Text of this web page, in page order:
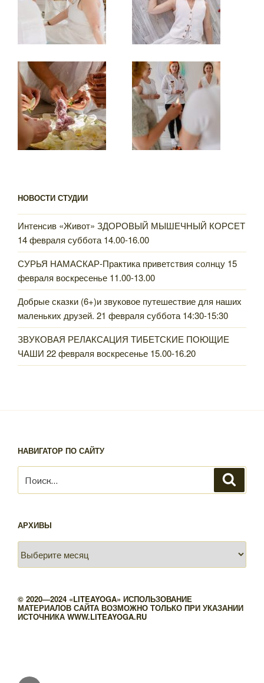
НОВОСТИ СТУДИИ
Интенсив «Живот» ЗДОРОВЫЙ МЫШЕЧНЫЙ КОРСЕТ
14 февраля суббота 14.00-16.00
СУРЬЯ НАМАСКАР-Практика приветствия солнцу 15
февраля воскресенье 11.00-13.00
Добрые сказки (6+)и звуковое путешествие для наших
маленьких друзей. 21 февраля суббота 14:30-15:30
ЗВУКОВАЯ РЕЛАКСАЦИЯ ТИБЕТСКИЕ ПОЮЩИЕ
ЧАШИ 22 февраля воскресенье 15.00-16.20
НАВИГАТОР ПО САЙТУ
АРХИВЫ
© 2020—2024 «LITEAYOGA» ИСПОЛЬЗОВАНИЕ
МАТЕРИАЛОВ САЙТА ВОЗМОЖНО ТОЛЬКО ПРИ УКАЗАНИИ
ИСТОЧНИКА WWW.LITEAYOGA.RU